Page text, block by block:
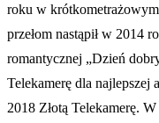
roku w
przełom nastąpił w 2014
romantycznej „Dzień
Telekamerę dla
2018 Złotą Telekamerę.